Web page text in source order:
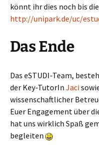
könnt ihr dies noch bis
http://unipark.de/uc/
Das Ende
Das eSTUDI-Team,
der Key-TutorIn Jaci
wissenschaftlicher
Euer Engagement über
hat uns wirklich Spaß
begleiten